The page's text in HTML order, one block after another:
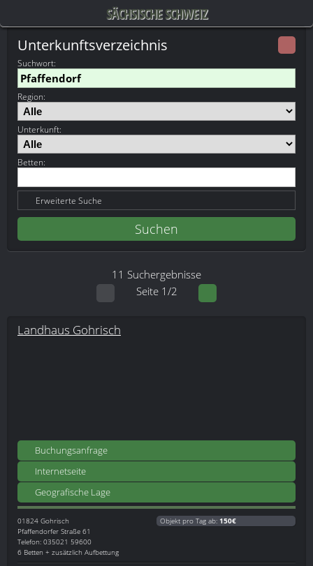
SÄCHSISCHE SCHWEIZ
Unterkunftsverzeichnis
Suchwort:
Region:
Unterkunft:
Betten:
Erweiterte Suche
11 Suchergebnisse
Seite 1/2
Landhaus Gohrisch
Buchungsanfrage
Internetseite
Geografische Lage
01824 Gohrisch
Pfaffendorfer Straße 61
Telefon: 035021 59600
6 Betten + zusätzlich Aufbettung
Objekt pro Tag ab: 150€